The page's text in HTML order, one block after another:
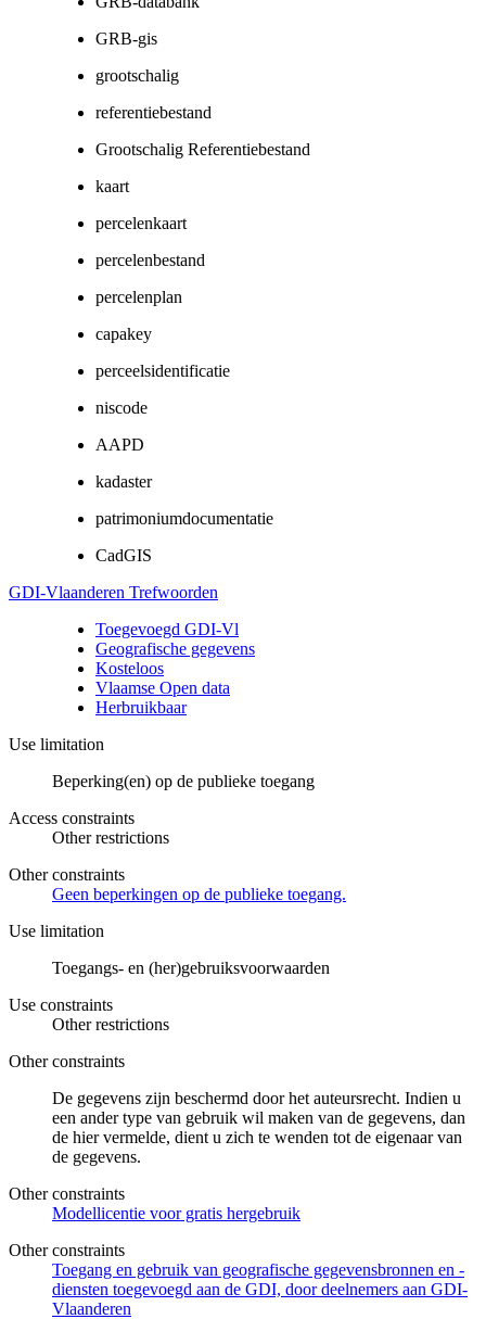
GRB-gis
grootschalig
referentiebestand
Grootschalig Referentiebestand
kaart
percelenkaart
percelenbestand
percelenplan
capakey
perceelsidentificatie
niscode
AAPD
kadaster
patrimoniumdocumentatie
CadGIS
GDI-Vlaanderen Trefwoorden
Toegevoegd GDI-Vl
Geografische gegevens
Kosteloos
Vlaamse Open data
Herbruikbaar
Use limitation
Beperking(en) op de publieke toegang
Access constraints
Other restrictions
Other constraints
Geen beperkingen op de publieke toegang.
Use limitation
Toegangs- en (her)gebruiksvoorwaarden
Use constraints
Other restrictions
Other constraints
De gegevens zijn beschermd door het auteursrecht. Indien u
een ander type van gebruik wil maken van de gegevens, dan
de hier vermelde, dient u zich te wenden tot de eigenaar van
de gegevens.
Other constraints
Modellicentie voor gratis hergebruik
Other constraints
Toegang en gebruik van geografische gegevensbronnen en -
diensten toegevoegd aan de GDI, door deelnemers aan GDI-
Vlaanderen